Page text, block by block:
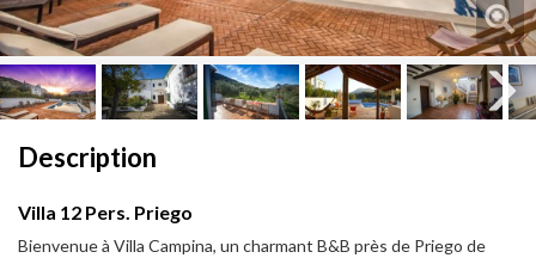
Description
Villa 12 Pers. Priego
Bienvenue à Villa Campina, un charmant B&B près de Priego de